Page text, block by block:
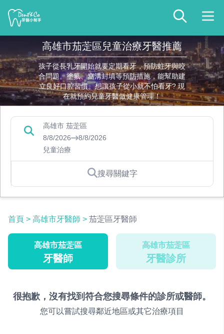
高雄市茄萣區兒童治療牙醫推薦
孩子從長乳牙開始就要定期看牙，預防蛀牙與咬
合問題。塗氟、窩溝封填等預防措施，能幫助建
立良好口腔習慣。想讓孩子從小就不怕看牙? 現
在就預約兒童牙醫做健康管理！
高雄市 茄萣區
8/8/2026
8/8/2026
兒童治療
搜尋關鍵字
首頁 > 高雄市牙醫師 > 茄萣區牙醫師
高雄市茄萣區
牙醫師
高雄市茄萣區
牙醫診所
很抱歉，沒有找到符合您搜尋條件的診所或醫師。
您可以嘗試搜尋鄰近地區或其它治療項目